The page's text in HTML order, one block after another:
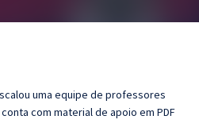
uma equipe de professores
com material de apoio em PDF